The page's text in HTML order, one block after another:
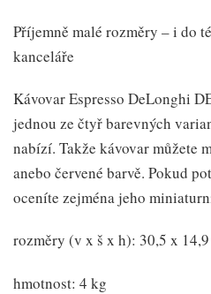
Příjemně malé rozměry – i do
kanceláře
Kávovar Espresso DeLonghi
jednou ze čtyř barevných
nabízí. Takže kávovar můžete
anebo červené barvě. Pokud
oceníte zejména jeho
rozměry (v x š x h): 30,5 x
hmotnost: 4 kg